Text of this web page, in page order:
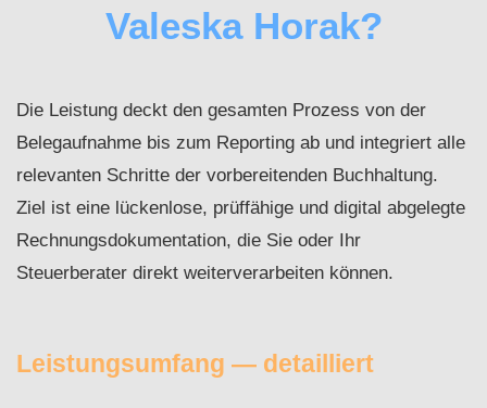
Valeska Horak?
Die Leistung deckt den gesamten Prozess von der
Belegaufnahme bis zum Reporting ab und integriert alle
relevanten Schritte der vorbereitenden Buchhaltung.
Ziel ist eine lückenlose, prüffähige und digital abgelegte
Rechnungsdokumentation, die Sie oder Ihr
Steuerberater direkt weiterverarbeiten können.
Leistungsumfang — detailliert